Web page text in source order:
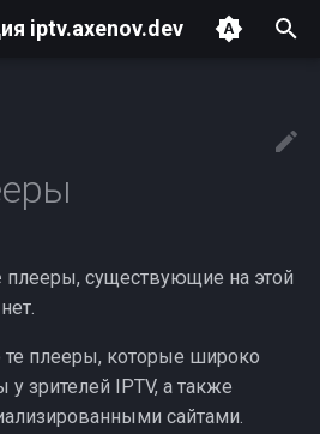
iptv.axenov.dev
Команда version
плееры, существующие на этой
те плееры, которые широко
зрителей IPTV, а также
сайтами.